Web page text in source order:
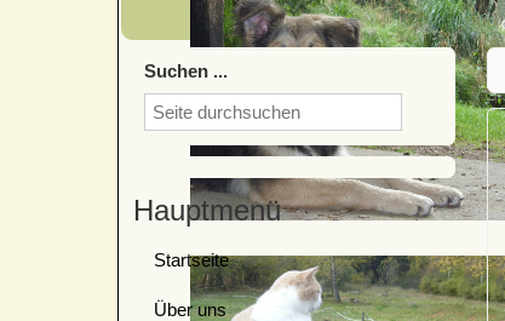
Suchen ...
Hauptmenü
Startseite
Über uns